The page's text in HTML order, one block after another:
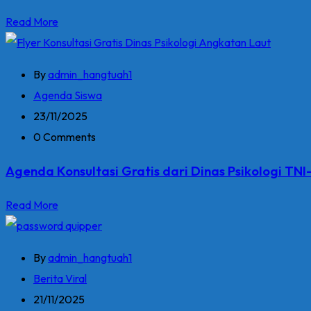
Read More
Byadmin_hangtuah1
Agenda Siswa
23/11/2025
0 Comments
Agenda Konsultasi Gratis dari Dinas Psikologi
Read More
Byadmin_hangtuah1
Berita Viral
21/11/2025